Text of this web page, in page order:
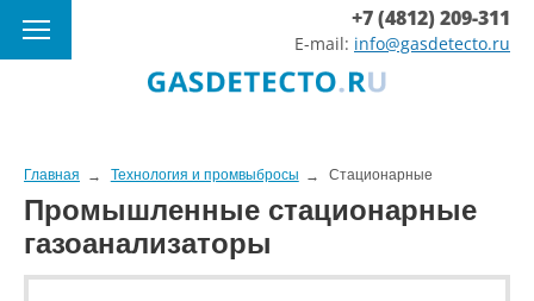
+7 (4812) 209-311
E-mail: info@gasdetecto.ru
Главная Технология и промвыбросы Стационарные
Промышленные стационарные
газоанализаторы